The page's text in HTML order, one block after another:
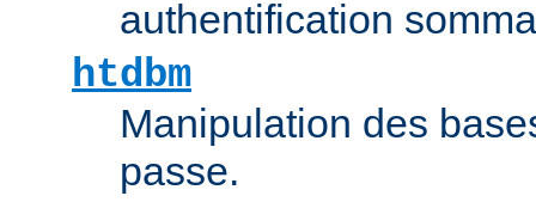
authentification
htdbm
Manipulation des
passe.